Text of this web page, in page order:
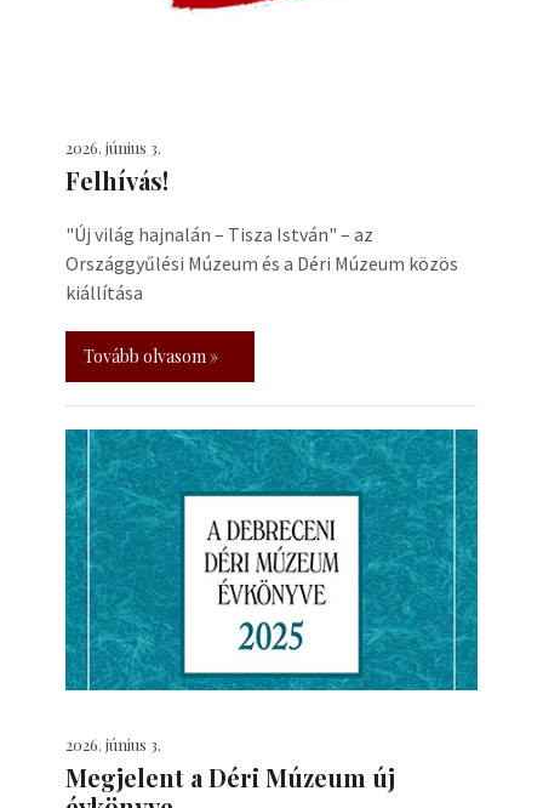
2026. június 3.
Felhívás!
"Új világ hajnalán – Tisza István" – az
Országgyűlési Múzeum és a Déri Múzeum közös
kiállítása
Tovább olvasom »
2026. június 3.
Megjelent a Déri Múzeum új